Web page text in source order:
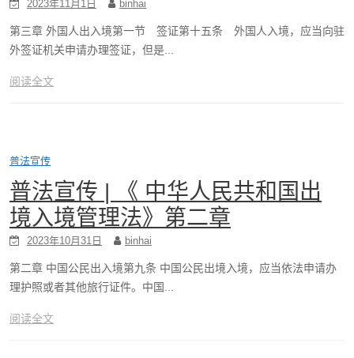
2023年11月1日 binhai
第三章 外国人出入境第一节 签证第十五条 外国人入境，应当向驻
外签证机关申请办理签证，但是...
阅读全文
普法宣传
普法宣传 | 《 中华人民共和国出
境入境管理法》第二章
2023年10月31日 binhai
第二章 中国公民出入境第九条 中国公民出境入境，应当依法申请办
理护照或者其他旅行证件。中国...
阅读全文